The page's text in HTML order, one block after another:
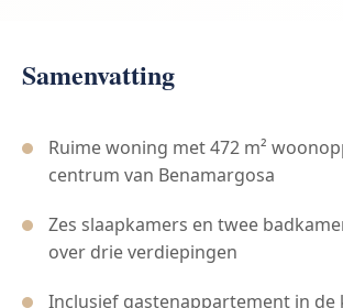
Samenvatting
Ruime woning met 472 m²
centrum van Benamargosa
Zes slaapkamers en twee
over drie verdiepingen
Inclusief gastenappartement in de